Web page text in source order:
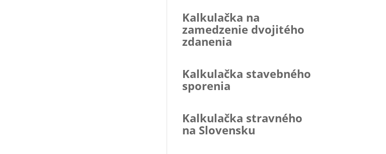
Kalkulačka na
zamedzenie dvojitého
zdanenia
Kalkulačka stavebného
sporenia
Kalkulačka stravného
na Slovensku